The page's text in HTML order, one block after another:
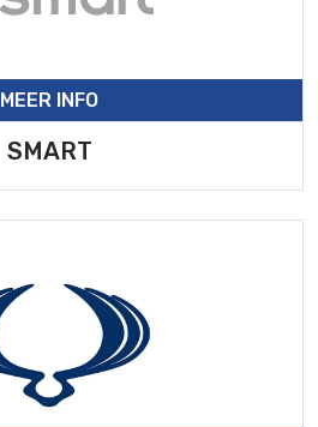
MEER INFO
SMART